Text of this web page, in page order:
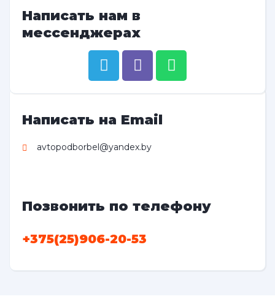
Написать нам в
мессенджерах
Написать на Email
avtopodborbel@yandex.by
Позвонить по телефону
+375(25)906-20-53